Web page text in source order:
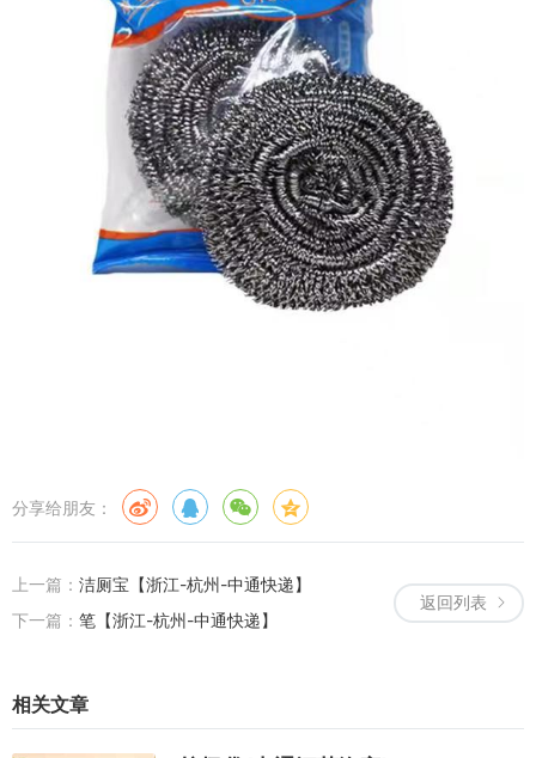
分享给朋友：
返回列表
上一篇： 洁厕宝【浙江-杭州-中通快递】
下一篇： 笔【浙江-杭州-中通快递】
相关文章